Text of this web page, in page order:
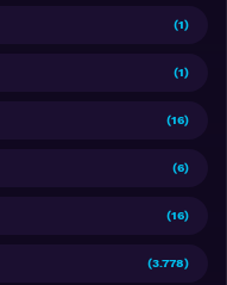
(1)
(1)
(16)
(6)
(16)
(3.778)